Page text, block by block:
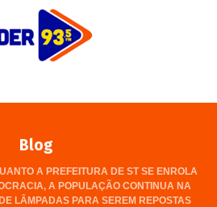
Blog
A PREFEITURA DE ST SE ENROLA
A POPULAÇÃO CONTINUA NA
LÂMPADAS PARA SEREM REPOSTAS